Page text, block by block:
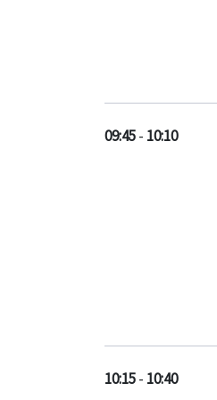
09:45- 10:10
10:15- 10:40